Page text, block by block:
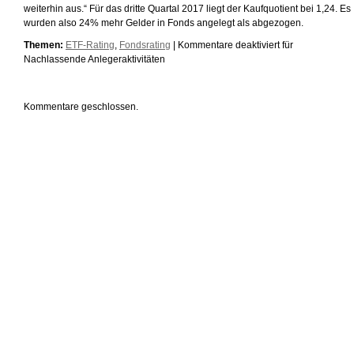
weiterhin aus.“ Für das dritte Quartal 2017 liegt der Kaufquotient bei 1,24. Es
wurden also 24% mehr Gelder in Fonds angelegt als abgezogen.
Themen: ETF-Rating Fondsrating Kommentare deaktiviertfür
Nachlassende Anlegeraktivitäten
Kommentare geschlossen.